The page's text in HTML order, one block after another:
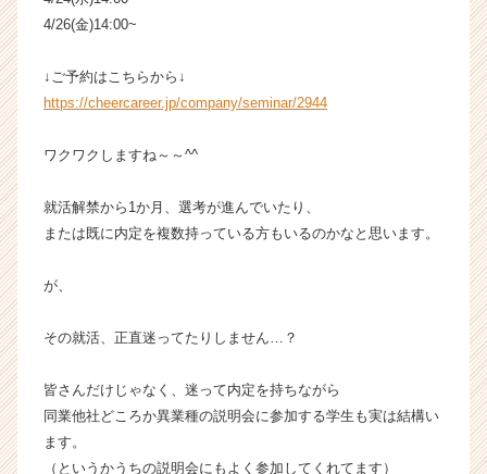
（C
h
e
a
r
4/26(金)14:00~
↓ご予約はこちらから↓
https://cheercareer.jp/company/seminar/2944
ワクワクしますね～～^^
就活解禁から1か月、選考が進んでいたり、
または既に内定を複数持っている方もいるのかなと思います。
が、
その就活、正直迷ってたりしません…？
皆さんだけじゃなく、迷って内定を持ちながら
同業他社どころか異業種の説明会に参加する学生も実は結構い
ます。
（というかうちの説明会にもよく参加してくれてます）